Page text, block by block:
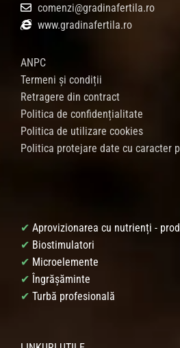
comenzi@gradinafertila.ro
www.gradinafertila.ro
ANPC
Termeni și condiții
Retragere din contract
Politica de confidențialitate
Politica de utilizare cookies
Politica protejare date cu caracter
✔ Aprovizionarea cu nutrienți -
✔ Biostimulatori
✔ Microelemente
✔ Îngrășăminte
✔ Turbă profesională